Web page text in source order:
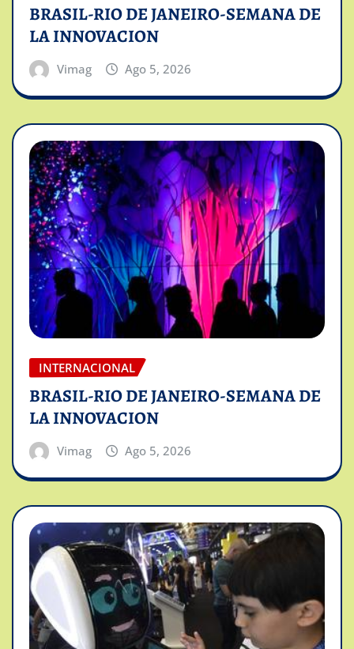
BRASIL-RIO DE JANEIRO-SEMANA DE
LA INNOVACION
Vimag Ago 5, 2026
INTERNACIONAL
BRASIL-RIO DE JANEIRO-SEMANA DE
LA INNOVACION
Vimag Ago 5, 2026